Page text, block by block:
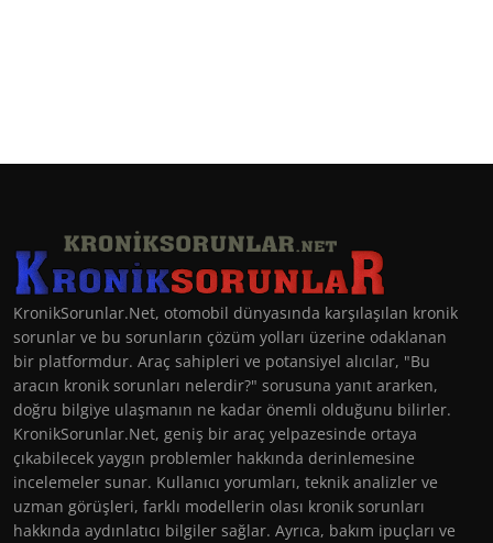
KronikSorunlar.Net, otomobil dünyasında karşılaşılan kronik
sorunlar ve bu sorunların çözüm yolları üzerine odaklanan
bir platformdur. Araç sahipleri ve potansiyel alıcılar, "Bu
aracın kronik sorunları nelerdir?" sorusuna yanıt ararken,
doğru bilgiye ulaşmanın ne kadar önemli olduğunu bilirler.
KronikSorunlar.Net, geniş bir araç yelpazesinde ortaya
çıkabilecek yaygın problemler hakkında derinlemesine
incelemeler sunar. Kullanıcı yorumları, teknik analizler ve
uzman görüşleri, farklı modellerin olası kronik sorunları
hakkında aydınlatıcı bilgiler sağlar. Ayrıca, bakım ipuçları ve